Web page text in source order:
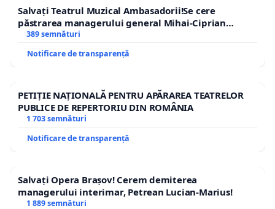
Salvați Teatrul Muzical Ambasadorii!Se cere
păstrarea managerului general Mihai-Ciprian
ROGOJAN
389 semnături
Notificare de transparență
PETIȚIE NAȚIONALĂ PENTRU APĂRAREA TEATRELOR
PUBLICE DE REPERTORIU DIN ROMÂNIA
1 703 semnături
Notificare de transparență
Salvați Opera Brașov! Cerem demiterea
managerului interimar, Petrean Lucian-Marius!
1 889 semnături